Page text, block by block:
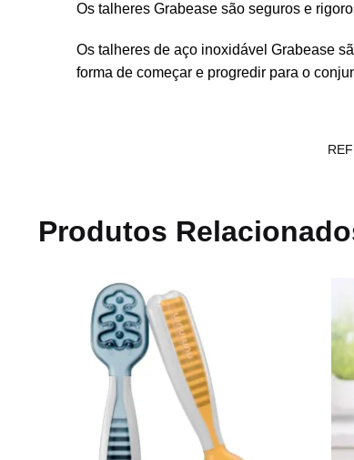
Os talheres Grabease são seguros e
Os talheres de aço inoxidável Grabease
forma de começar e progredir para o
Produtos